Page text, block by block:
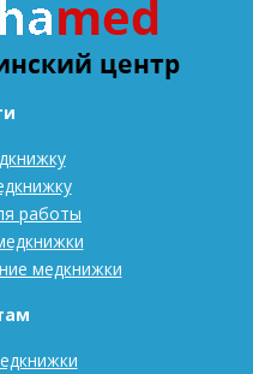
работы
медкнижки